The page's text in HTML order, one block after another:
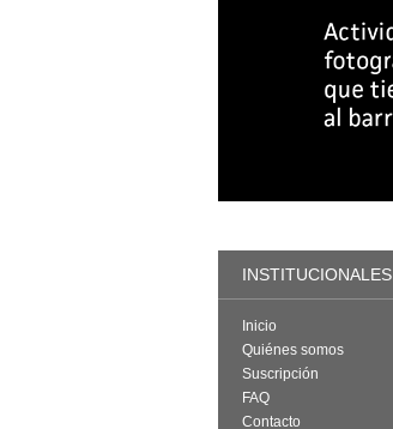
INSTITUCIONALES
Inicio
Quiénes somos
Suscripción
FAQ
Contacto